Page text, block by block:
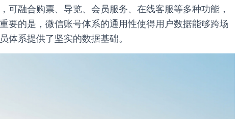
可融合购票、导览、会员服务、在线客服等多种功能，
要的是，微信账号体系的通用性使得用户数据能够跨场
体系提供了坚实的数据基础。